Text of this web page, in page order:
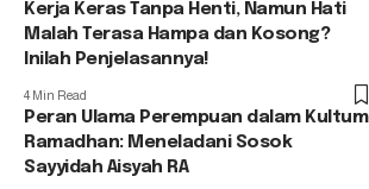
Kerja Keras Tanpa Henti, Namun Hati
Malah Terasa Hampa dan Kosong?
Inilah Penjelasannya!
4 Min Read
Peran Ulama Perempuan dalam Kultum
Ramadhan: Meneladani Sosok
Sayyidah Aisyah RA